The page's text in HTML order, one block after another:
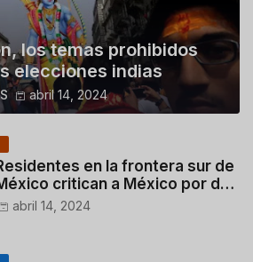
los temas prohibidos
elecciones indias
abril 14, 2024
en la frontera sur de
critican a México por dar
110 dólares a migrantes
abril 14, 2024